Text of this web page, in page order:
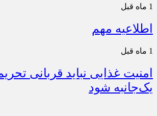
1 ماه قبل
اطلاعیه مهم
1 ماه قبل
امنیت غذایی نباید قربانی
یک‌جانبه شود